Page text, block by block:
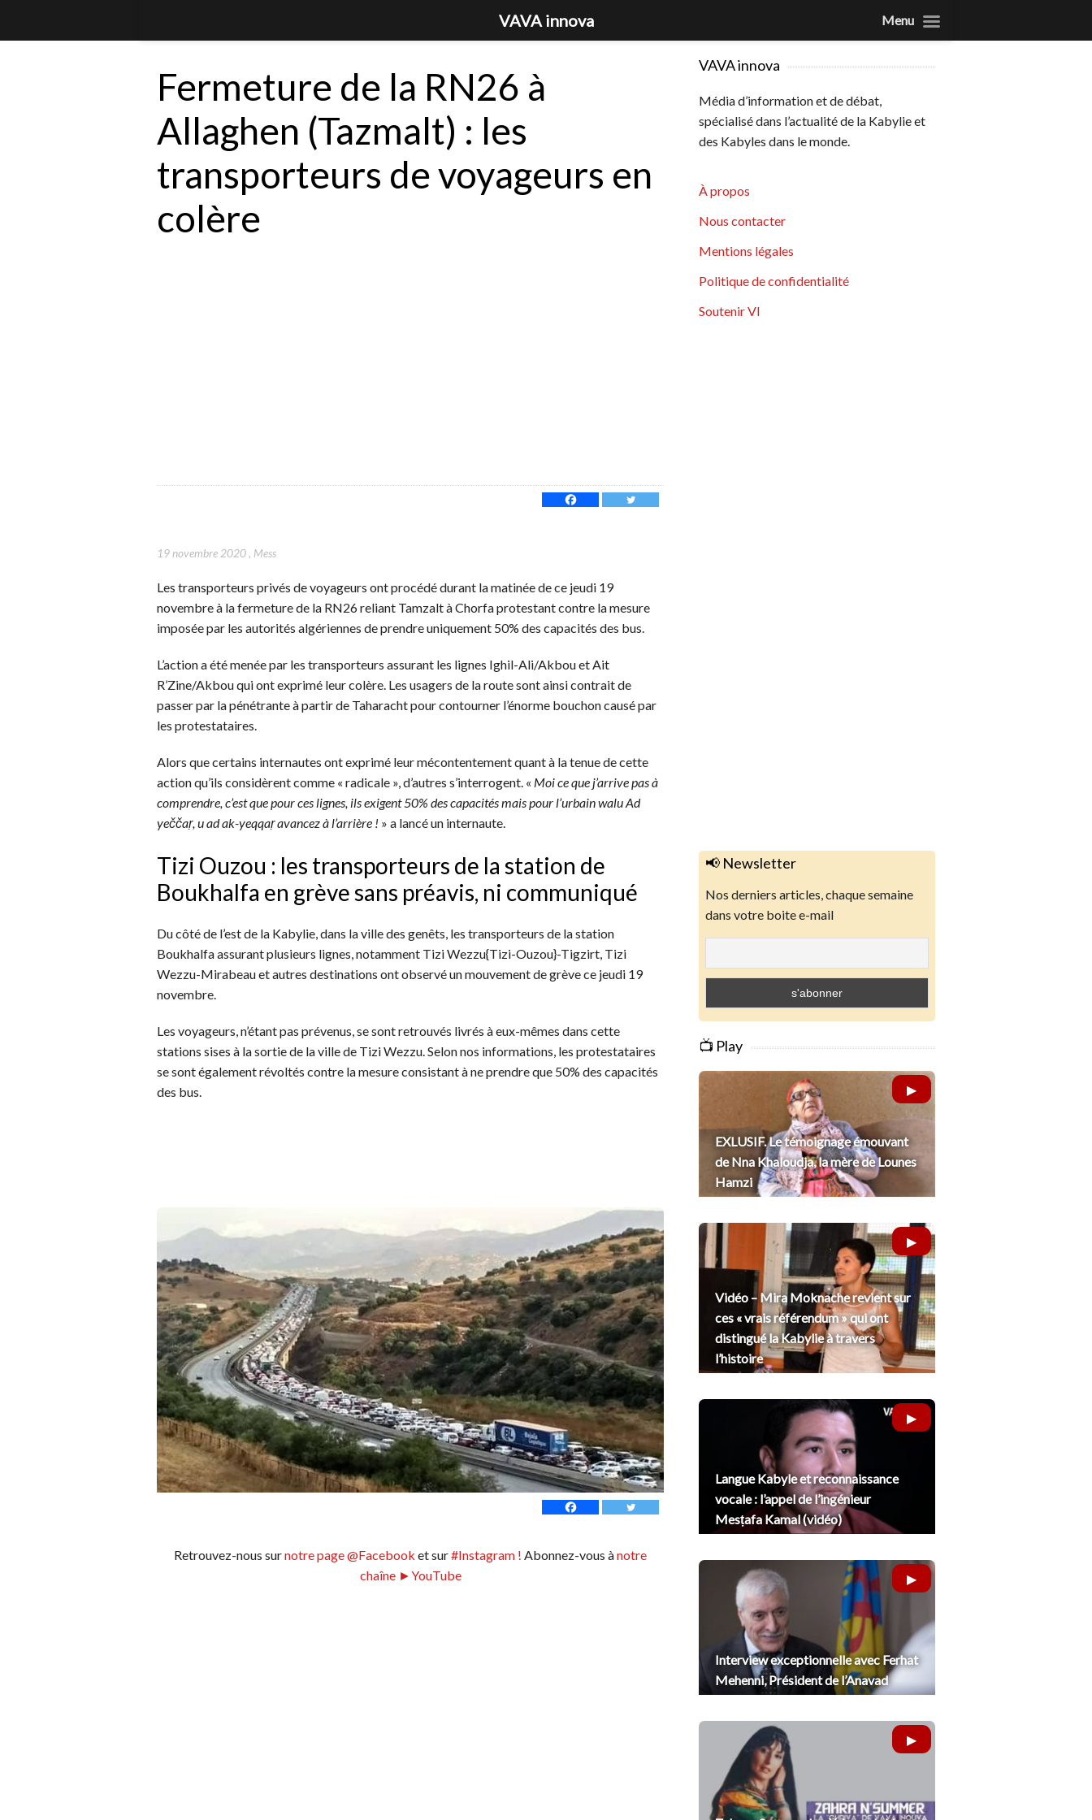
Fermeture de la RN26 à
Allaghen (Tazmalt) : les
transporteurs de voyageurs en
colère
19 novembre 2020, Mess
Les transporteurs privés de voyageurs ont procédé durant la matinée de ce jeudi 19
novembre à la fermeture de la RN26 reliant Tamzalt à Chorfa protestant contre la mesure
imposée par les autorités algériennes de prendre uniquement 50% des capacités des bus.
L’action a été menée par les transporteurs assurant les lignes Ighil-Ali/Akbou et Ait
R’Zine/Akbou qui ont exprimé leur colère. Les usagers de la route sont ainsi contrait de
passer par la pénétrante à partir de Taharacht pour contourner l’énorme bouchon causé par
les protestataires.
Alors que certains internautes ont exprimé leur mécontentement quant à la tenue de cette
action qu’ils considèrent comme « radicale », d’autres s’interrogent. « Moi ce que j’arrive pas à
comprendre, c’est que pour ces lignes, ils exigent 50% des capacités mais pour l’urbain walu Ad
yeččaṛ, u ad ak-yeqqaṛ avancez à l’arrière ! » a lancé un internaute.
Tizi Ouzou : les transporteurs de la station de
Boukhalfa en grève sans préavis, ni communiqué
Du côté de l’est de la Kabylie, dans la ville des genêts, les transporteurs de la station
Boukhalfa assurant plusieurs lignes, notamment Tizi Wezzu{Tizi-Ouzou}-Tigzirt, Tizi
Wezzu-Mirabeau et autres destinations ont observé un mouvement de grève ce jeudi 19
novembre.
Les voyageurs, n’étant pas prévenus, se sont retrouvés livrés à eux-mêmes dans cette
stations sises à la sortie de la ville de Tizi Wezzu. Selon nos informations, les protestataires
se sont également révoltés contre la mesure consistant à ne prendre que 50% des capacités
des bus.
Retrouvez-nous surnotre page @Facebook et sur#Instagram ! Abonnez-vous ànotre
chaîne ►YouTube
VAVA innova
Média d’information et de débat,
spécialisé dans l’actualité de la Kabylie et
des Kabyles dans le monde.
À propos
Nous contacter
Mentions légales
Politique de confidentialité
Soutenir VI
📢 Newsletter
Nos derniers articles, chaque semaine
dans votre boite e-mail
📺 Play
EXLUSIF. Le témoignage émouvant
de Nna Khaloudja, la mère de Lounes
Hamzi
Vidéo – Mira Moknache revient sur
ces « vrais référendum » qui ont
distingué la Kabylie à travers
l’histoire
Langue Kabyle et reconnaissance
vocale : l’appel de l’ingénieur
Mesṭafa Kamal (vidéo)
Interview exceptionnelle avec Ferhat
Mehenni, Président de l’Anavad
VAVA innova Menu